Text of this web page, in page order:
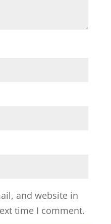
and website in
time I comment.